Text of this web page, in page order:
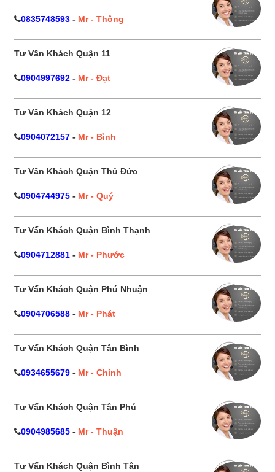
0835748593 - Mr - Thông
Tư Vấn Khách Quận 11
0904997692 - Mr - Đạt
Tư Vấn Khách Quận 12
0904072157 - Mr - Bình
Tư Vấn Khách Quận Thủ Đức
0904744975 - Mr - Quý
Tư Vấn Khách Quận Bình Thạnh
0904712881 - Mr - Phước
Tư Vấn Khách Quận Phú Nhuận
0904706588 - Mr - Phát
Tư Vấn Khách Quận Tân Bình
0934655679 - Mr - Chính
Tư Vấn Khách Quận Tân Phú
0904985685 - Mr - Thuận
Tư Vấn Khách Quận Bình Tân